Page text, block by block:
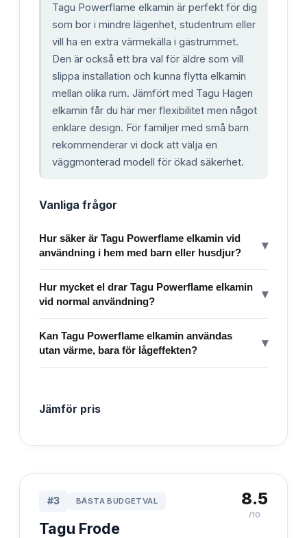
Tagu Powerflame elkamin är perfekt för dig
som bor i mindre lägenhet, studentrum eller
vill ha en extra värmekälla i gästrummet.
Den är också ett bra val för äldre som vill
slippa installation och kunna flytta elkamin
mellan olika rum. Jämfört med Tagu Hagen
elkamin får du här mer flexibilitet men något
enklare design. För familjer med små barn
rekommenderar vi dock att välja en
väggmonterad modell för ökad säkerhet.
Vanliga frågor
Hur säker är Tagu Powerflame elkamin vid
användning i hem med barn eller husdjur?
▾
Hur mycket el drar Tagu Powerflame elkamin
vid normal användning?
▾
Kan Tagu Powerflame elkamin användas
utan värme, bara för lågeffekten?
▾
Jämför pris
#3 BÄSTA BUDGETVAL
Tagu Frode
8.5
/10